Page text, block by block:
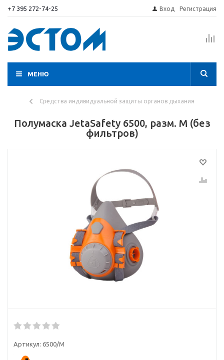
+7 395 272-74-25 Вход Регистрация
МЕНЮ
Средства индивидуальной защиты органов дыхания
Полумаска JetaSafety 6500, разм. М (без
фильтров)
Артикул: 6500/M